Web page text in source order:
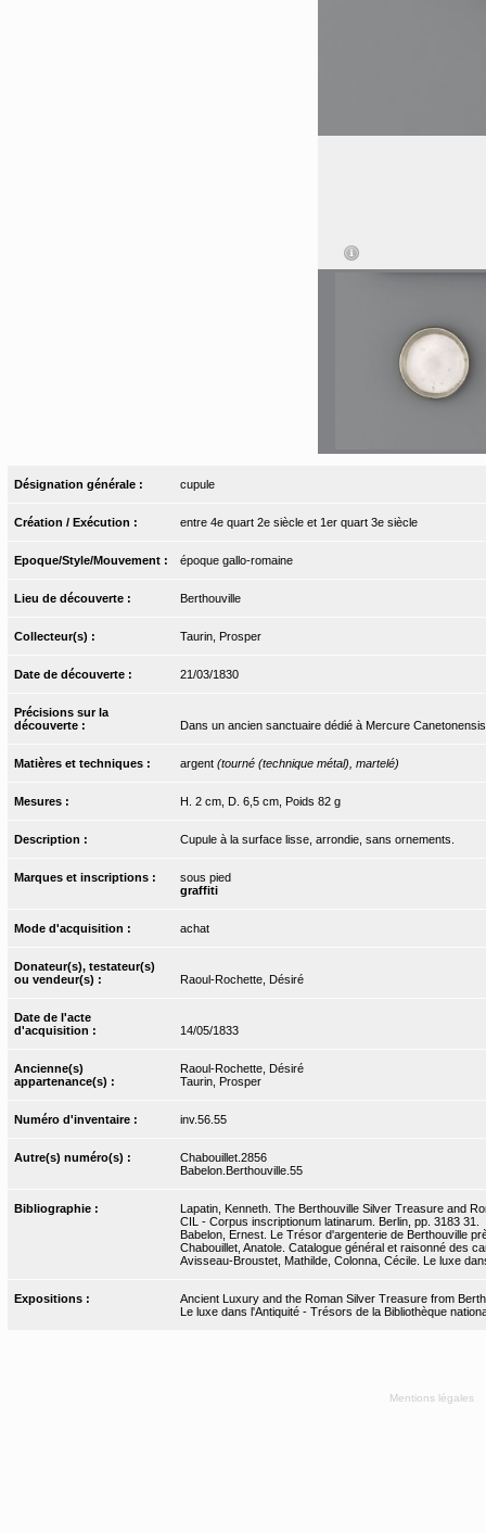
Désignation générale : cupule
Création / Exécution : entre 4e quart 2e siècle et 1er quart 3e siècle
Epoque/Style/Mouvement : époque gallo-romaine
Lieu de découverte : Berthouville
Collecteur(s) : Taurin, Prosper
Date de découverte : 21/03/1830
Précisions sur la
découverte :
Dans un ancien sanctuaire dédié à Mercure
Matières et techniques : argent (tourné (technique métal), martelé)
Mesures : H. 2 cm, D. 6,5 cm, Poids 82 g
Description : Cupule à la surface lisse, arrondie, sans ornements.
Marques et inscriptions :
sous pied
graffiti
Mode d'acquisition : achat
Donateur(s), testateur(s)
ou vendeur(s) :
Raoul-Rochette, Désiré
Date de l'acte
d'acquisition :
14/05/1833
Ancienne(s)
appartenance(s) :
Raoul-Rochette, Désiré
Taurin, Prosper
Numéro d'inventaire : inv.56.55
Autre(s) numéro(s) :
Chabouillet.2856
Babelon.Berthouville.55
Bibliographie :
Lapatin, Kenneth. The Berthouville Silver Treasure and
CIL - Corpus inscriptionum latinarum. Berlin, pp. 3183 31.
Babelon, Ernest. Le Trésor d'argenterie de Berthouville
Chabouillet, Anatole. Catalogue général et raisonné des
Avisseau-Broustet, Mathilde, Colonna, Cécile. Le luxe
Expositions :
Ancient Luxury and the Roman Silver Treasure from
Le luxe dans l'Antiquité - Trésors de la Bibliothèque
Mentions légales